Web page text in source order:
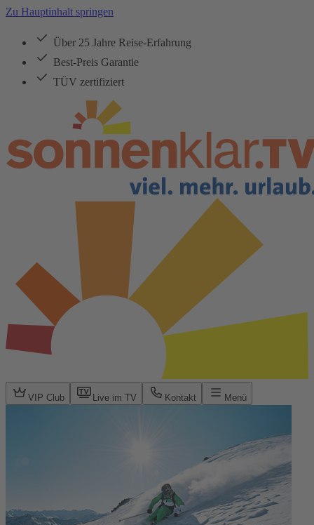
Zu Hauptinhalt springen
Über 25 Jahre Reise-Erfahrung
Best-Preis Garantie
TÜV zertifiziert
VIP Club Live im TV Kontakt Menü